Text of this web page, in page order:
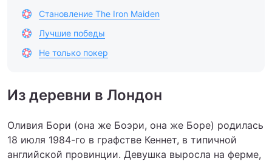
Становление The Iron Maiden
Лучшие победы
Не только покер
Из деревни в Лондон
Оливия Бори (она же Боэри, она же Боре) родилась
18 июля 1984-го в графстве Кеннет, в типичной
английской провинции. Девушка выросла на ферме,